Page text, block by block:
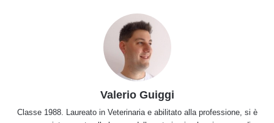
Valerio Guiggi
Classe 1988. Laureato in Veterinaria e abilitato alla professione, si è